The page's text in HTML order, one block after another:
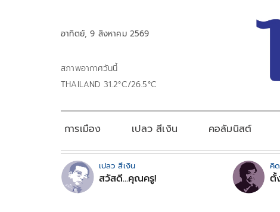
อาทิตย์, 9 สิงหาคม 2569
สภาพอากาศวันนี้
THAILAND 31.2°C/26.5°C
การเมือง เปลว สีเงิน คอลัมนิสต์
เปลว สีเงิน
สวัสดี...คุณครู!
คิ
ตั้